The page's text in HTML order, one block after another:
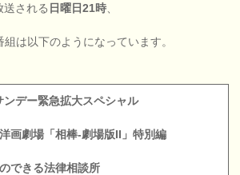
送される 日曜日21時
は以下のようになっています。
デー緊急拡大スペシャル
画劇場「相棒-劇場版II」特別編
できる法律相談所